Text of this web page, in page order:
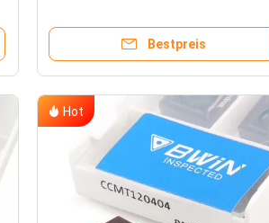
Bestpreis
Hot